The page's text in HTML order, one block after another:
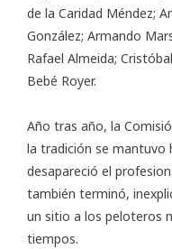
de la Caridad Méndez;
González; Armando
Rafael Almeida;
Bebé Royer.
Año tras año, la
la tradición se mantuvo
desapareció el
también terminó,
un sitio a los peloteros
tiempos.